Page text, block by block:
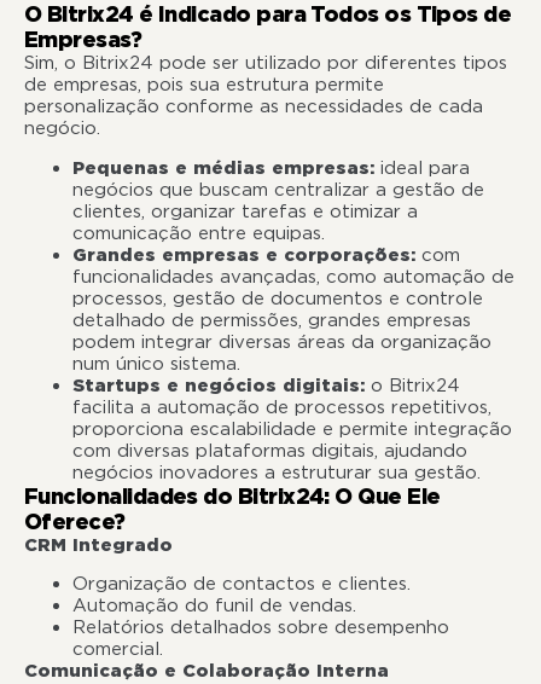
O Bitrix24 é Indicado para Todos os Tipos de
Empresas?
Sim, o Bitrix24 pode ser utilizado por diferentes tipos
de empresas, pois sua estrutura permite
personalização conforme as necessidades de cada
negócio.
Pequenas e médias empresas: ideal para
negócios que buscam centralizar a gestão de
clientes, organizar tarefas e otimizar a
comunicação entre equipas.
Grandes empresas e corporações: com
funcionalidades avançadas, como automação de
processos, gestão de documentos e controle
detalhado de permissões, grandes empresas
podem integrar diversas áreas da organização
num único sistema.
Startups e negócios digitais: o Bitrix24
facilita a automação de processos repetitivos,
proporciona escalabilidade e permite integração
com diversas plataformas digitais, ajudando
negócios inovadores a estruturar sua gestão.
Funcionalidades do Bitrix24: O Que Ele
Oferece?
CRM Integrado
Organização de contactos e clientes.
Automação do funil de vendas.
Relatórios detalhados sobre desempenho
comercial.
Comunicação e Colaboração Interna